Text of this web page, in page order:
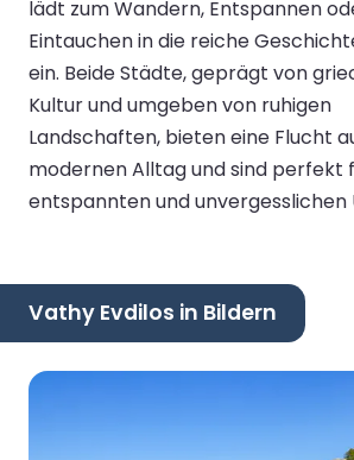
lädt zum Wandern, Entspannen
Eintauchen in die reiche
ein. Beide Städte, geprägt von
Kultur und umgeben von ruhigen
Landschaften, bieten eine Flucht
modernen Alltag und sind perfekt
entspannten und unvergesslichen
Vathy Evdilos in Bildern